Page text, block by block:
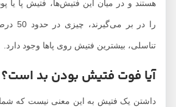
هستند و در میان این فتیش‌ها، فتیش پا یا
را در بر می‌گیرند،
تناسلی، بیشترین فتیش روی پاها وجود دارد.
آیا فوت فتیش بودن بد است؟
داشتن یک فتیش به این معنی نیست که شما